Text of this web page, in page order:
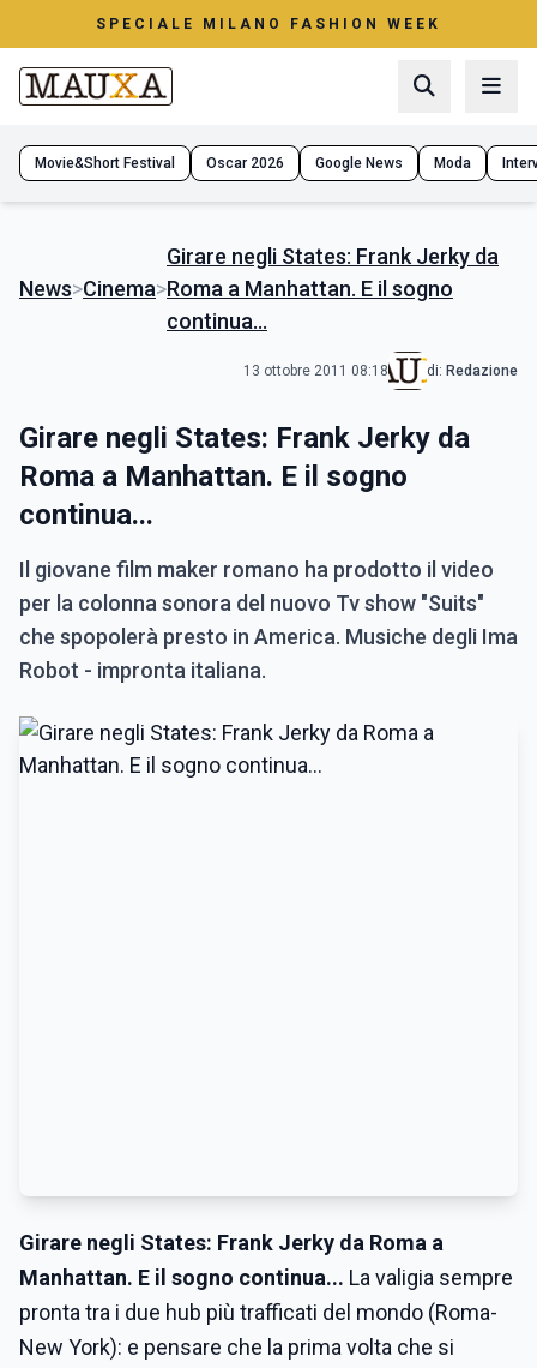
SPECIALE MILANO FASHION WEEK
Movie&Short Festival Oscar 2026 Google News Moda
News>Cinema>
Girare negli States: Frank Jerky da
Roma a Manhattan. E il sogno
continua...
13 ottobre 2011 08:18 di: Redazione
Girare negli States: Frank Jerky da
Roma a Manhattan. E il sogno
continua...
Il giovane film maker romano ha prodotto il video
per la colonna sonora del nuovo Tv show "Suits"
che spopolerà presto in America. Musiche degli Ima
Robot - impronta italiana.
Girare negli States: Frank Jerky da Roma a
Manhattan. E il sogno continua... La valigia sempre
pronta tra i due hub più trafficati del mondo (Roma-
New York): e pensare che la prima volta che si